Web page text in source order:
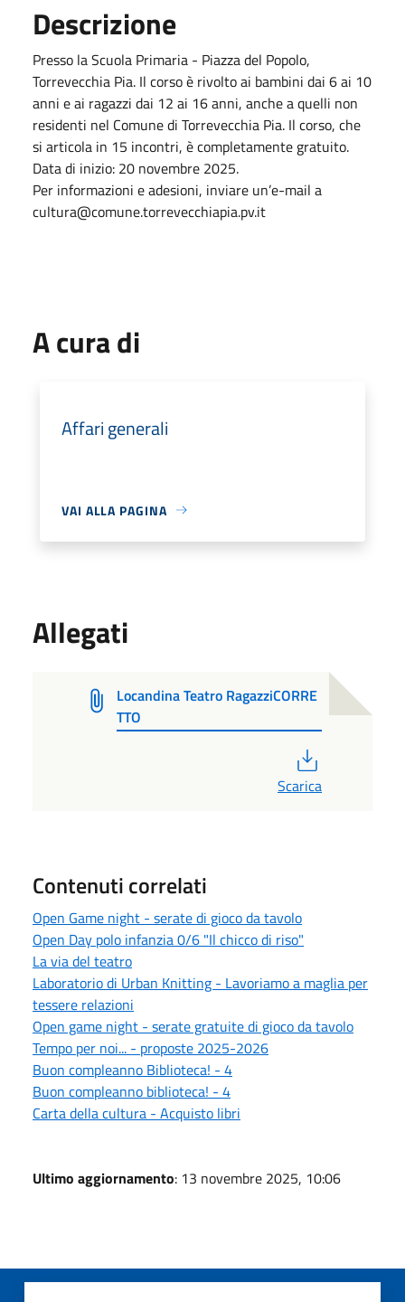
Descrizione
Presso la Scuola Primaria - Piazza del Popolo,
Torrevecchia Pia. Il corso è rivolto ai bambini dai 6 ai 10
anni e ai ragazzi dai 12 ai 16 anni, anche a quelli non
residenti nel Comune di Torrevecchia Pia. Il corso, che
si articola in 15 incontri, è completamente gratuito.
Data di inizio: 20 novembre 2025.
Per informazioni e adesioni, inviare un’e-mail a
cultura@comune.torrevecchiapia.pv.it
A cura di
Affari generali
VAI ALLA PAGINA
Allegati
Locandina Teatro RagazziCORRE
TTO
Scarica
Contenuti correlati
Open Game night - serate di gioco da tavolo
Open Day polo infanzia 0/6 "Il chicco di riso"
La via del teatro
Laboratorio di Urban Knitting - Lavoriamo a maglia per
tessere relazioni
Open game night - serate gratuite di gioco da tavolo
Tempo per noi... - proposte 2025-2026
Buon compleanno Biblioteca! - 4
Buon compleanno biblioteca! - 4
Carta della cultura - Acquisto libri
Ultimo aggiornamento: 13 novembre 2025, 10:06